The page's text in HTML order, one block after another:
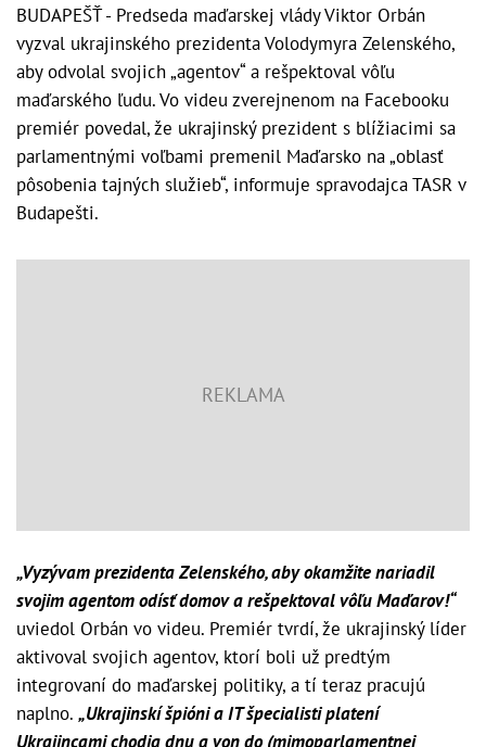
BUDAPEŠŤ - Predseda maďarskej vlády Viktor Orbán
vyzval ukrajinského prezidenta Volodymyra Zelenského,
aby odvolal svojich „agentov“ a rešpektoval vôľu
maďarského ľudu. Vo videu zverejnenom na Facebooku
premiér povedal, že ukrajinský prezident s blížiacimi sa
parlamentnými voľbami premenil Maďarsko na „oblasť
pôsobenia tajných služieb“, informuje spravodajca TASR v
Budapešti.
„Vyzývam prezidenta Zelenského, aby okamžite nariadil
svojim agentom odísť domov a rešpektoval vôľu Maďarov!“
uviedol Orbán vo videu. Premiér tvrdí, že ukrajinský líder
aktivoval svojich agentov, ktorí boli už predtým
integrovaní do maďarskej politiky, a tí teraz pracujú
naplno. „Ukrajinskí špióni a IT špecialisti platení
Ukrajincami chodia dnu a von do (mimoparlamentnej